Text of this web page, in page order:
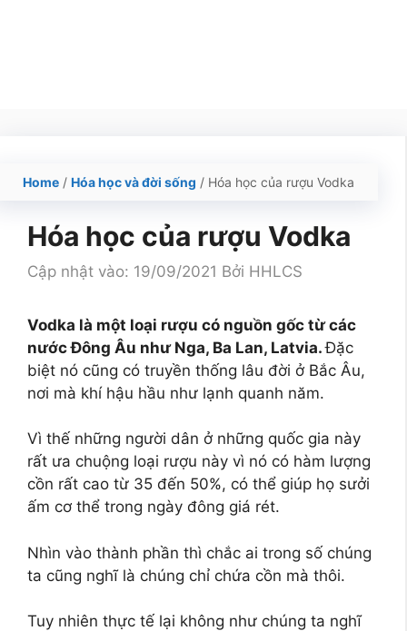
Home / Hóa học và đời sống / Hóa học của rượu Vodka
Hóa học của rượu Vodka
Cập nhật vào: 19/09/2021 Bởi HHLCS
Vodka là một loại rượu có nguồn gốc từ các
nước Đông Âu như Nga, Ba Lan, Latvia.Đặc
biệt nó cũng có truyền thống lâu đời ở Bắc Âu,
nơi mà khí hậu hầu như lạnh quanh năm.
Vì thế những người dân ở những quốc gia này
rất ưa chuộng loại rượu này vì nó có hàm lượng
cồn rất cao từ 35 đến 50%, có thể giúp họ sưởi
ấm cơ thể trong ngày đông giá rét.
Nhìn vào thành phần thì chắc ai trong số chúng
ta cũng nghĩ là chúng chỉ chứa cồn mà thôi.
Tuy nhiên thực tế lại không như chúng ta nghĩ